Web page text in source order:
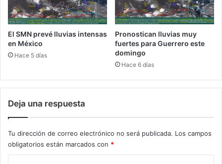
El SMN prevé lluvias intensas
en México
Hace 5 días
Pronostican lluvias muy
fuertes para Guerrero este
domingo
Hace 6 días
Deja una respuesta
Tu dirección de correo electrónico no será publicada. Los campos
obligatorios están marcados con *